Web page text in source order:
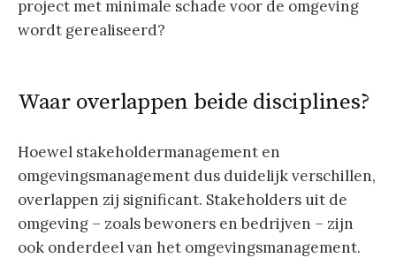
project met minimale schade voor de omgeving
wordt gerealiseerd?
Waar overlappen beide disciplines?
Hoewel stakeholdermanagement en
omgevingsmanagement dus duidelijk verschillen,
overlappen zij significant. Stakeholders uit de
omgeving – zoals bewoners en bedrijven – zijn
ook onderdeel van het omgevingsmanagement.